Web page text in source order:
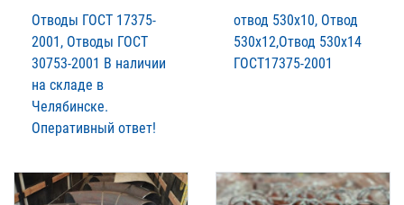
Отводы ГОСТ 17375-
2001, Отводы ГОСТ
30753-2001 В наличии
на складе в
Челябинске.
Оперативный ответ!
отвод 530х10, Отвод
530х12,Отвод 530х14
ГОСТ17375-2001